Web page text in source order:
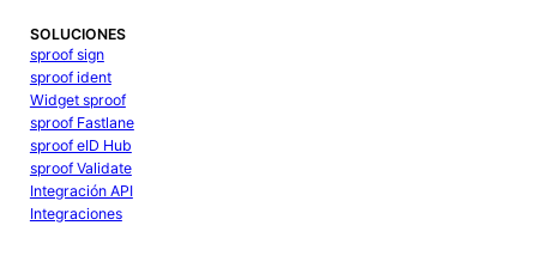
SOLUCIONES
sproof sign
sproof ident
Widget sproof
sproof Fastlane
sproof eID Hub
sproof Validate
Integración API
Integraciones